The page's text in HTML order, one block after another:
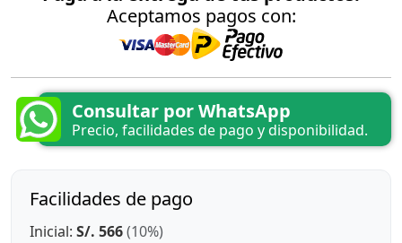
Aceptamos pagos con:
Consultar por WhatsApp
Precio, facilidades de pago y disponibilidad.
Facilidades de pago
Inicial: S/. 566(10%)